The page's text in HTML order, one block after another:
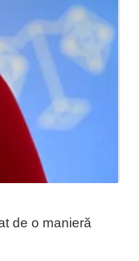
de o manieră